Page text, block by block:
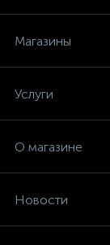
Магазины
Услуги
О магазине
Новости